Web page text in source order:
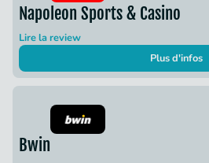
Napoleon Sports & Casino
Lire la review
Plus d'infos
Bwin